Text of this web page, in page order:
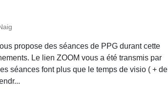
propose des séances de PPG durant cette
Le lien ZOOM vous a été transmis par
séances font plus que le temps de visio ( + de